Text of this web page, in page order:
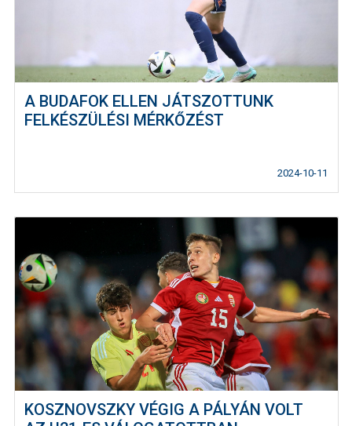
A BUDAFOK ELLEN JÁTSZOTTUNK
FELKÉSZÜLÉSI MÉRKŐZÉST
2024-10-11
KOSZNOVSZKY VÉGIG A PÁLYÁN VOLT